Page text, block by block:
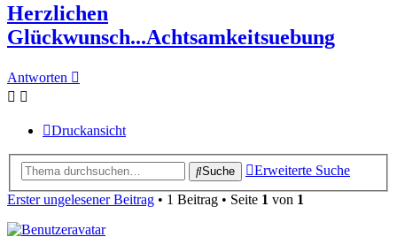
Herzlichen
Glückwunsch...Achtsamkeitsuebung
Antworten
Druckansicht
Suche
Erweiterte Suche
Erster ungelesener Beitrag • 1 Beitrag • Seite 1 von 1